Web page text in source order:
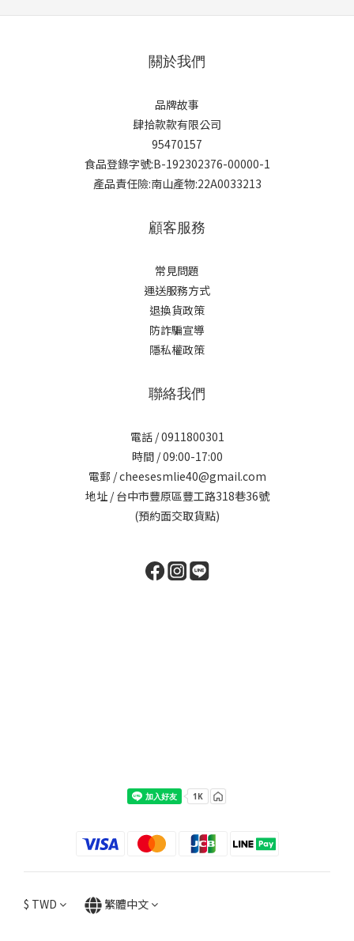
關於我們
品牌故事
肆拾款款有限公司
95470157
食品登錄字號:B-192302376-00000-1
產品責任險:南山產物:22A0033213
顧客服務
常見問題
運送服務方式
退換貨政策
防詐騙宣導
隱私權政策
聯絡我們
電話 / 0911800301
時間 / 09:00-17:00
電郵 / cheesesmlie40@gmail.com
地址 / 台中市豐原區豐工路318巷36號
(預約面交取貨點)
$ TWD 繁體中文